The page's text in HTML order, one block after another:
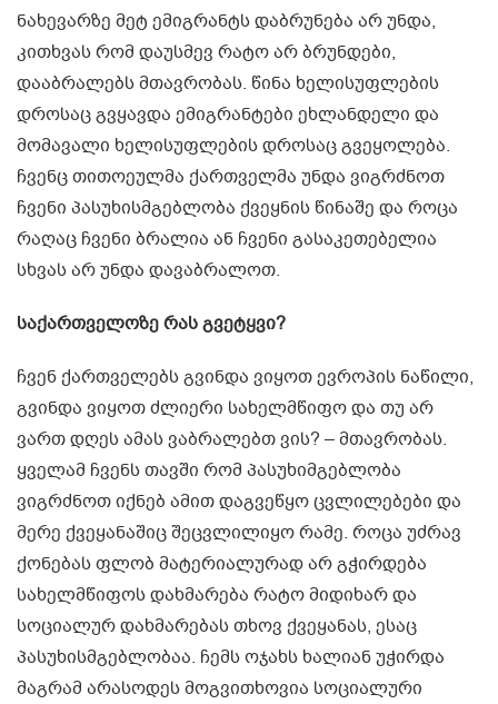
ნახევარზე მეტ ემიგრანტს დაბრუნება არ უნდა,
კითხვას რომ დაუსმევ რატო არ ბრუნდები,
დააბრალებს მთავრობას. წინა ხელისუფლების
დროსაც გვყავდა ემიგრანტები ეხლანდელი და
მომავალი ხელისუფლების დროსაც გვეყოლება.
ჩვენც თითოეულმა ქართველმა უნდა ვიგრძნოთ
ჩვენი პასუხისმგებლობა ქვეყნის წინაშე და როცა
რაღაც ჩვენი ბრალია ან ჩვენი გასაკეთებელია
სხვას არ უნდა დავაბრალოთ.
საქართველოზე რას გვეტყვი?
ჩვენ ქართველებს გვინდა ვიყოთ ევროპის ნაწილი,
გვინდა ვიყოთ ძლიერი სახელმწიფო და თუ არ
ვართ დღეს ამას ვაბრალებთ ვის? – მთავრობას.
ყველამ ჩვენს თავში რომ პასუხიმგებლობა
ვიგრძნოთ იქნებ ამით დაგვეწყო ცვლილებები და
მერე ქვეყანაშიც შეცვლილიყო რამე. როცა უძრავ
ქონებას ფლობ მატერიალურად არ გჭირდება
სახელმწიფოს დახმარება რატო მიდიხარ და
სოციალურ დახმარებას თხოვ ქვეყანას, ესაც
პასუხისმგებლობაა. ჩემს ოჯახს ხალიან უჭირდა
მაგრამ არასოდეს მოგვითხოვია სოციალური